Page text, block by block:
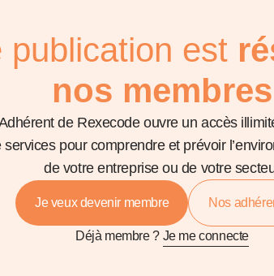
publication est
nos membres
de Rexecode ouvre un accès
services pour comprendre et prévoir
de votre entreprise ou de votre
Je veux devenir membre Nos
Déjà membre ? Je me connecte